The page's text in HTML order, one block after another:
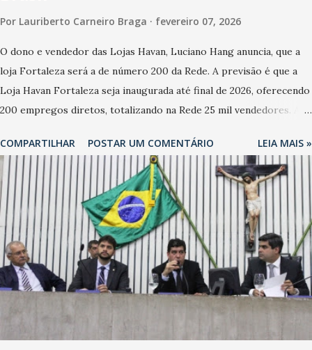
Por Lauriberto Carneiro Braga fevereiro 07, 2026
O dono e vendedor das Lojas Havan, Luciano Hang anuncia, que a
loja Fortaleza será a de número 200 da Rede. A previsão é que a
Loja Havan Fortaleza seja inaugurada até final de 2026, oferecendo
200 empregos diretos, totalizando na Rede 25 mil vendedores. A
oficialmente, mas fontes extraoficiais indicam, que será na Avenida
Washington Soares-Messejana. Uma coisa é certa: será a maior
loja Havan do Brasil.
COMPARTILHAR POSTAR UM COMENTÁRIO LEIA MAIS »